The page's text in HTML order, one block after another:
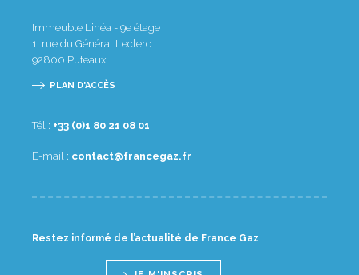
Immeuble Linéa - 9e étage
1, rue du Général Leclerc
92800 Puteaux
PLAN D'ACCÈS
Tél : 10 80 12 08 1(0) 33+
E-mail : rf.zagecnarf@tcatnoc
Restez informé de l’actualité de France Gaz